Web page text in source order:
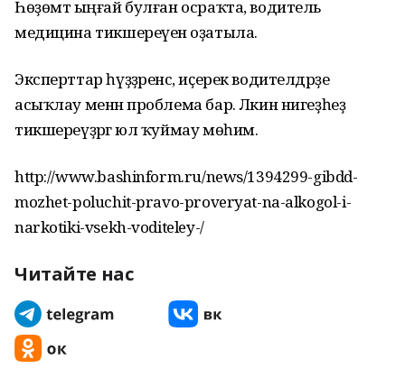
Һөҙөмтә ыңғай булған осраҡта, водитель
медицина тикшереүенә оҙатыла.
Эксперттар һүҙҙәренсә, иҫерек водителдәрҙе
асыҡлау менән проблема бар. Ләкин нигеҙһеҙ
тикшереүҙәргә юл ҡуймау мөһим.
http://www.bashinform.ru/news/1394299-gibdd-
mozhet-poluchit-pravo-proveryat-na-alkogol-i-
narkotiki-vsekh-voditeley-/
Читайте нас